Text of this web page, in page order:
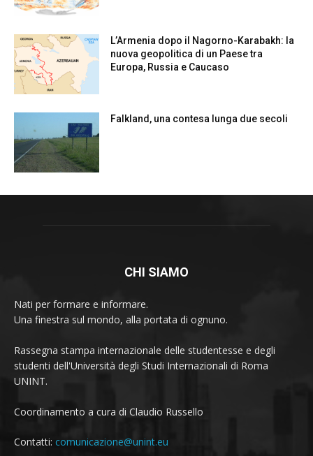
L’Armenia dopo il Nagorno-Karabakh: la
nuova geopolitica di un Paese tra
Europa, Russia e Caucaso
Falkland, una contesa lunga due secoli
CHI SIAMO
Nati per formare e informare.
Una finestra sul mondo, alla portata di ognuno.
Rassegna stampa internazionale delle studentesse e degli
studenti dell'Università degli Studi Internazionali di Roma
UNINT.
Coordinamento a cura di Claudio Russello
Contatti: comunicazione@unint.eu